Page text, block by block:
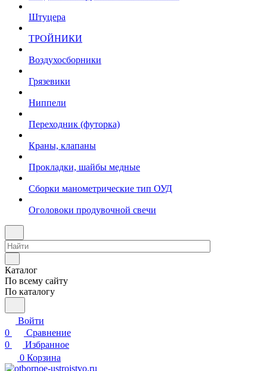
Штуцера
ТРОЙНИКИ
Воздухосборники
Грязевики
Ниппели
Переходник (футорка)
Краны, клапаны
Прокладки, шайбы медные
Сборки манометрические тип ОУД
Оголовоки продувочной свечи
Каталог
По всему сайту
По каталогу
Войти
0
Сравнение
0
Избранное
0 Корзина